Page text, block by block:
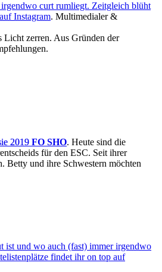
curt rumliegt. Zeitgleich blüht
Instagram. Multimedialer &
Licht zerren. Aus Gründen der
2019 FO SHO. Heute sind die
für den ESC. Seit ihrer
Betty und ihre Schwestern möchten
und wo auch (fast) immer irgendwo
findet ihr on top auf